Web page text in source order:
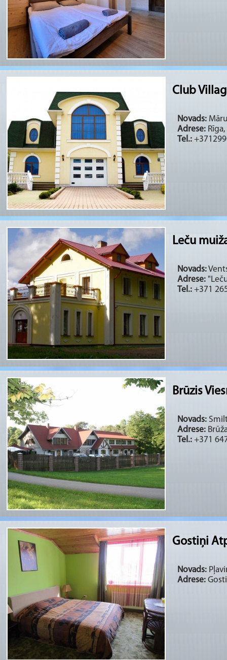
Club
Novads:
Adrese:
Tel.:
Leču
Novads:
Adrese:
Tel.: +371
Brūzis
Novads:
Adrese:
Tel.: +371
Gostiņi
Novads:
Adrese: